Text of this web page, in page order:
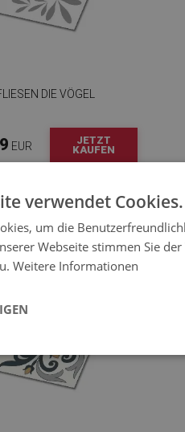
DIE VÖGEL
EUR
JETZT
KAUFEN
verwendet Cookies.
um die
Webseite stimmen Sie
Weitere Informationen